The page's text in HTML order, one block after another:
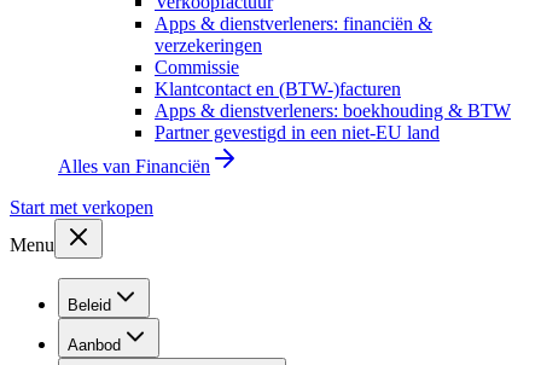
Apps & dienstverleners: financiën &
verzekeringen
Commissie
Klantcontact en (BTW-)facturen
Apps & dienstverleners: boekhouding & BTW
Partner gevestigd in een niet-EU land
Alles van Financiën
Start met verkopen
Menu
Beleid
Aanbod